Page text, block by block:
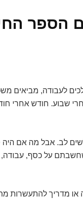
הספר
לעבודה, מביאים
שבוע. חודש אחרי
לשים לב. אבל מה אם
על כסף, עבודה,
או מדריך להתעשרות